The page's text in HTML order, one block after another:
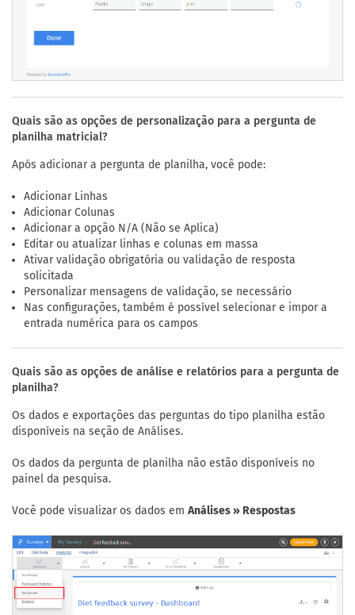
Quais são as opções de personalização para a pergunta de
planilha matricial?
Após adicionar a pergunta de planilha, você pode:
Adicionar Linhas
Adicionar Colunas
Adicionar a opção N/A (Não se Aplica)
Editar ou atualizar linhas e colunas em massa
Ativar validação obrigatória ou validação de resposta
solicitada
Personalizar mensagens de validação, se necessário
Nas configurações, também é possível selecionar e impor a
entrada numérica para os campos
Quais são as opções de análise e relatórios para a pergunta de
planilha?
Os dados e exportações das perguntas do tipo planilha estão
disponíveis na seção de Análises.
Os dados da pergunta de planilha não estão disponíveis no
painel da pesquisa.
Você pode visualizar os dados em Análises » Respostas